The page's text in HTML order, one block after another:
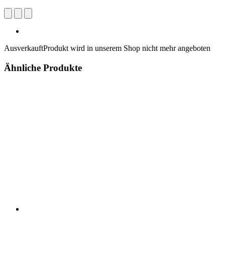
AusverkauftProdukt wird in unserem Shop nicht mehr angeboten
Ähnliche Produkte